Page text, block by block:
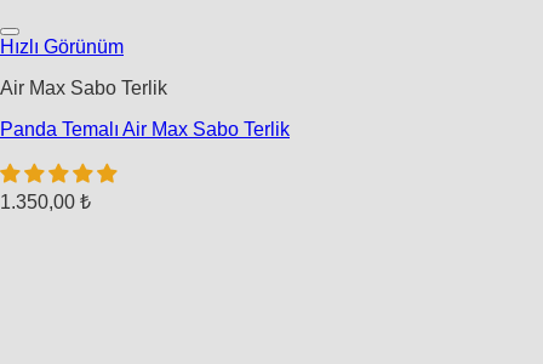
Hızlı Görünüm
Air Max Sabo Terlik
Panda Temalı Air Max Sabo Terlik
1.350,00 ₺